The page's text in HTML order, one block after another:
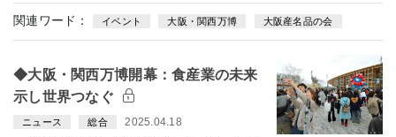
関連ワード： イベント 大阪・関西万博 大阪産名品の会
◆大阪・関西万博開幕：食産業の未来
示し世界つなぐ
ニュース 総合 2025.04.18